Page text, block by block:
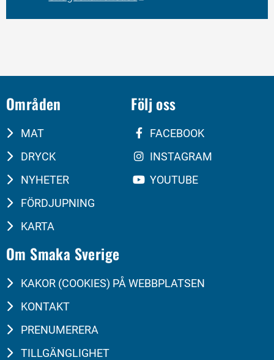
Områden
MAT
DRYCK
NYHETER
FÖRDJUPNING
KARTA
Följ oss
FACEBOOK
INSTAGRAM
YOUTUBE
Om Smaka Sverige
KAKOR (COOKIES) PÅ WEBBPLATSEN
KONTAKT
PRENUMERERA
TILLGÄNGLIGHET